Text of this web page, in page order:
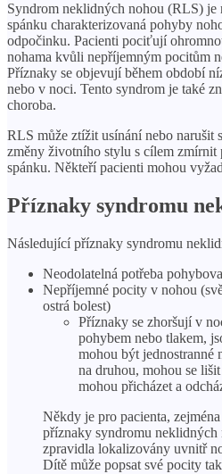
Syndrom neklidných nohou (RLS) je
spánku charakterizovaná pohyby
odpočinku. Pacienti pociťují
nohama kvůli nepříjemným pocitům
Příznaky se objevují během období
nebo v noci. Tento syndrom je také
choroba.
RLS může ztížit usínání nebo narušit
změny životního stylu s cílem zmírnit
spánku. Někteří pacienti mohou
Příznaky syndromu
Následující příznaky syndromu
Neodolatelná potřeba
Nepříjemné pocity v nohou
ostrá bolest)
Příznaky se zhoršují v
pohybem nebo tlakem,
mohou být jednostranné
na druhou, mohou se
mohou přicházet a
Někdy je pro pacienta,
příznaky syndromu neklidných
zpravidla lokalizovány uvnitř
Dítě může popsat své pocity